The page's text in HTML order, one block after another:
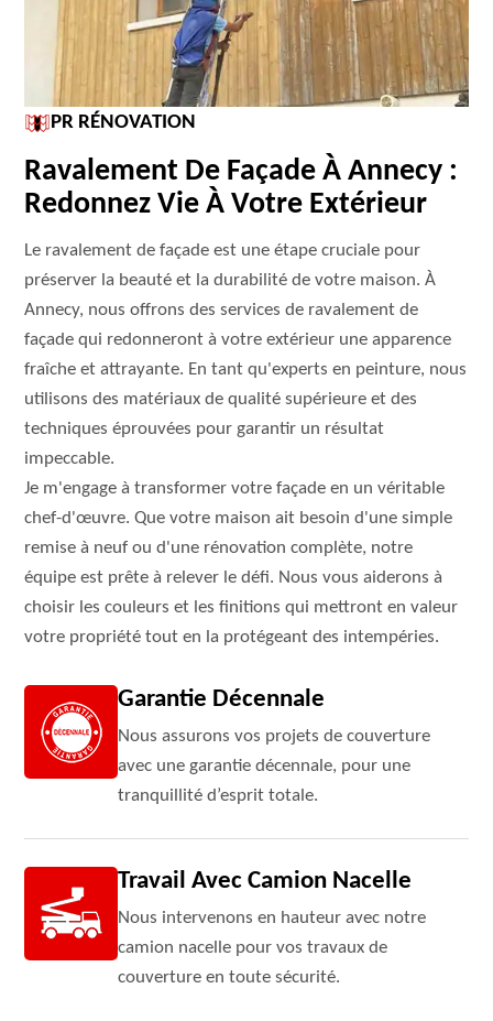
PR RÉNOVATION
Ravalement De Façade À Annecy :
Redonnez Vie À Votre Extérieur
Le ravalement de façade est une étape cruciale pour
préserver la beauté et la durabilité de votre maison. À
Annecy, nous offrons des services de ravalement de
façade qui redonneront à votre extérieur une apparence
fraîche et attrayante. En tant qu'experts en peinture, nous
utilisons des matériaux de qualité supérieure et des
techniques éprouvées pour garantir un résultat
impeccable.
Je m'engage à transformer votre façade en un véritable
chef-d'œuvre. Que votre maison ait besoin d'une simple
remise à neuf ou d'une rénovation complète, notre
équipe est prête à relever le défi. Nous vous aiderons à
choisir les couleurs et les finitions qui mettront en valeur
votre propriété tout en la protégeant des intempéries.
Garantie Décennale
Nous assurons vos projets de couverture
avec une garantie décennale, pour une
tranquillité d’esprit totale.
Travail Avec Camion Nacelle
Nous intervenons en hauteur avec notre
camion nacelle pour vos travaux de
couverture en toute sécurité.